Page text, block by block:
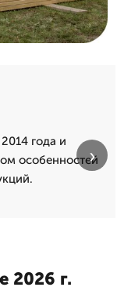
года и
особенностей
›
2026 г.